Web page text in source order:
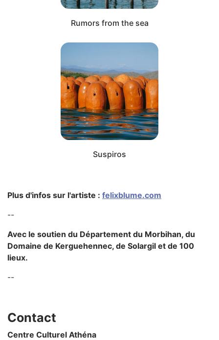
Rumors from the sea
Suspiros
Plus d'infos sur l'artiste : felixblume.com
--
Avec le soutien du Département du Morbihan, du
Domaine de Kerguehennec, de Solargil et de 100
lieux.
--
Contact
Centre Culturel Athéna